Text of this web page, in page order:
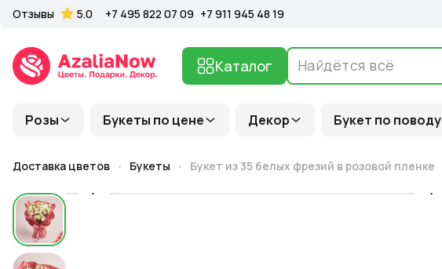
Розы Букеты по цене Декор Букет по поводу
Каталог
Отзывы 5.0 +7 495 822 07 09 +7 911 945 48 19
Доставка цветов Букеты Букет из 35 белых фрезий в розовой пленке